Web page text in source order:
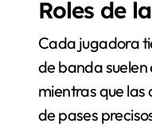
Roles de
Cada jugadora
de banda
mientras que las
de pases